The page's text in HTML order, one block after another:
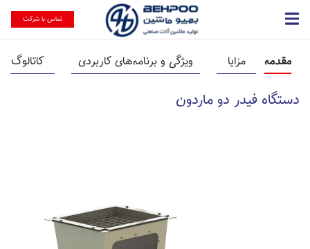
تماس با شرکت
دستگاه فیدر دو ماردون
مقدمه مزایا ویژگی و برنامه‌های کاربردی کاتالوگ